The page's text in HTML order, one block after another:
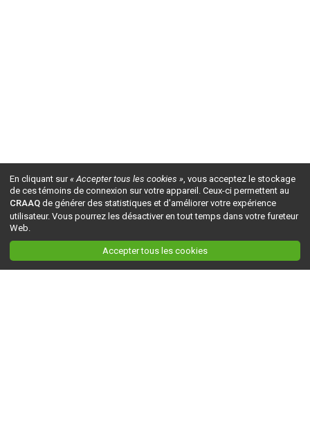
En cliquant sur« Accepter tous les cookies », vous acceptez le stockage
de ces témoins de connexion sur votre appareil. Ceux-ci permettent au
CRAAQ de générer des statistiques et d'améliorer votre expérience
utilisateur. Vous pourrez les désactiver en tout temps dans votre fureteur
Web.
Accepter tous les cookies